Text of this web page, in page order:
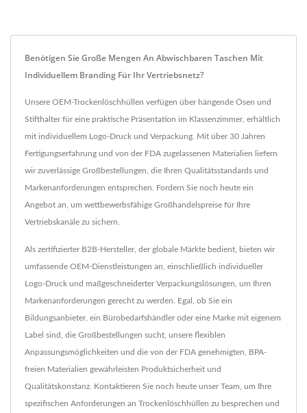
Benötigen Sie Große Mengen An Abwischbaren Taschen Mit
Individuellem Branding Für Ihr Vertriebsnetz?
Unsere OEM-Trockenlöschhüllen verfügen über hängende Ösen und
Stifthalter für eine praktische Präsentation im Klassenzimmer, erhältlich
mit individuellem Logo-Druck und Verpackung. Mit über 30 Jahren
Fertigungserfahrung und von der FDA zugelassenen Materialien liefern
wir zuverlässige Großbestellungen, die Ihren Qualitätsstandards und
Markenanforderungen entsprechen. Fordern Sie noch heute ein
Angebot an, um wettbewerbsfähige Großhandelspreise für Ihre
Vertriebskanäle zu sichern.
Als zertifizierter B2B-Hersteller, der globale Märkte bedient, bieten wir
umfassende OEM-Dienstleistungen an, einschließlich individueller
Logo-Druck und maßgeschneiderter Verpackungslösungen, um Ihren
Markenanforderungen gerecht zu werden. Egal, ob Sie ein
Bildungsanbieter, ein Bürobedarfshändler oder eine Marke mit eigenem
Label sind, die Großbestellungen sucht, unsere flexiblen
Anpassungsmöglichkeiten und die von der FDA genehmigten, BPA-
freien Materialien gewährleisten Produktsicherheit und
Qualitätskonstanz. Kontaktieren Sie noch heute unser Team, um Ihre
spezifischen Anforderungen an Trockenlöschhüllen zu besprechen und